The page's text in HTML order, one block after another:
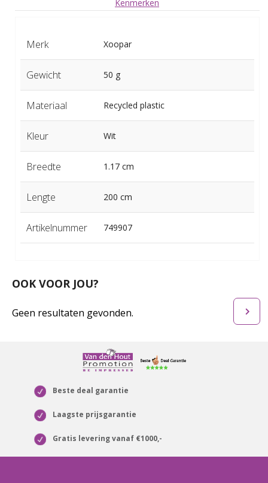
Kenmerken
Merk Xoopar
Gewicht 50 g
Materiaal Recycled plastic
Kleur Wit
Breedte 1.17 cm
Lengte 200 cm
Artikelnummer 749907
OOK VOOR JOU?
Geen resultaten gevonden.
Beste deal garantie
Laagste prijsgarantie
Gratis levering vanaf €1000,-